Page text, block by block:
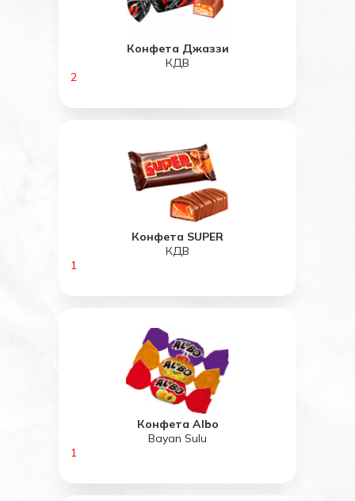
Конфета Джаззи
КДВ
2
Конфета SUPER
КДВ
1
Конфета Albo
Bayan Sulu
1